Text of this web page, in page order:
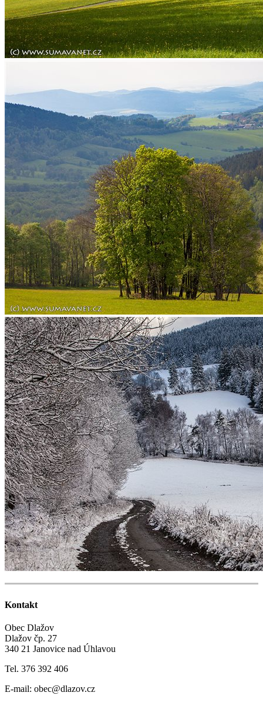
Kontakt
Obec Dlažov
Dlažov čp. 27
340 21 Janovice nad Úhlavou
Tel. 376 392 406
E-mail: obec@dlazov.cz